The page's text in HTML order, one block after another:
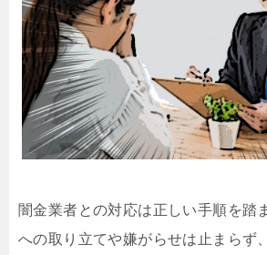
闇金業者との対応は正しい手順を踏
への取り立てや嫌がらせは止まらず